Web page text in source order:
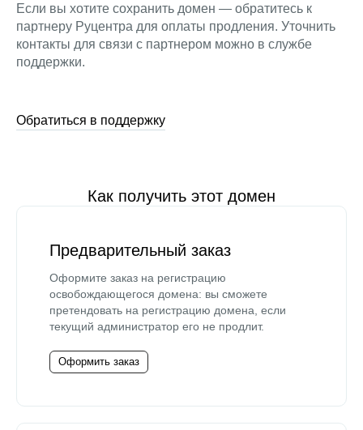
Если вы хотите сохранить домен — обратитесь к
партнеру Руцентра для оплаты продления. Уточнить
контакты для связи с партнером можно в службе
поддержки.
Обратиться в поддержку
Как получить этот домен
Предварительный заказ
Оформите заказ на регистрацию
освобождающегося домена: вы сможете
претендовать на регистрацию домена, если
текущий администратор его не продлит.
Оформить заказ